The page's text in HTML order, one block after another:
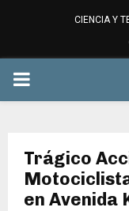
CIENCIA Y
PRIMARY
Trágico
en Avenida